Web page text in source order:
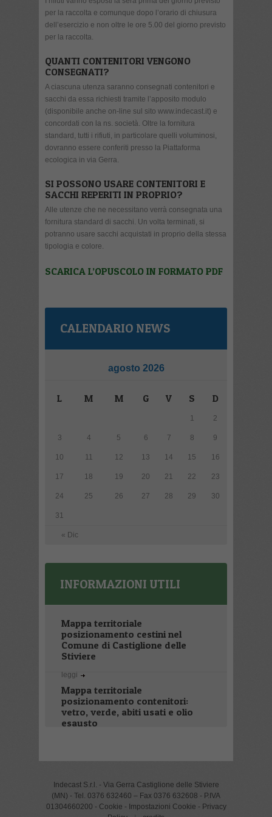
per la raccolta e comunque dopo l’orario di chiusura
dell’esercizio e non oltre le ore 5.00 del giorno previsto
per la raccolta.
QUANTI CONTENITORI VENGONO
CONSEGNATI?
A ciascuna utenza saranno consegnati contenitori e
sacchi da essa richiesti tramite l’apposito modulo
(disponibile anche on-line sul sito www.indecast.it) e
concordati con la ns. società. Oltre la fornitura
standard, tutti i rifiuti, in particolare quelli voluminosi,
dovranno essere conferiti presso la Piattaforma
ecologica in via Gerra.
SI POSSONO USARE CONTENITORI E
SACCHI REPERITI IN PROPRIO?
Alle utenze che ne necessitano verrà consegnata una
fornitura standard di sacchi. Un volta terminati, si
potranno usare sacchi acquistati in proprio della stessa
tipologia e colore.
SCARICA L’OPUSCOLO IN FORMATO PDF
CALENDARIO NEWS
agosto 2026
L M M G V S D
« Dic
1 2
3 4 5 6 7 8 9
10 11 12 13 14 15 16
17 18 19 20 21 22 23
24 25 26 27 28 29 30
31
INFORMAZIONI UTILI
Mappa territoriale
posizionamento cestini nel
Comune di Castiglione delle
Stiviere
leggi
Mappa territoriale
posizionamento contenitori:
vetro, verde, abiti usati e olio
esausto
Indecast S.r.l. - Via Gerra Castiglione delle Stiviere
(MN) - Tel. 0376 632460 – Fax 0376 632608 - P.IVA
01304660200 - Cookie - Impostazioni Cookie - Privacy